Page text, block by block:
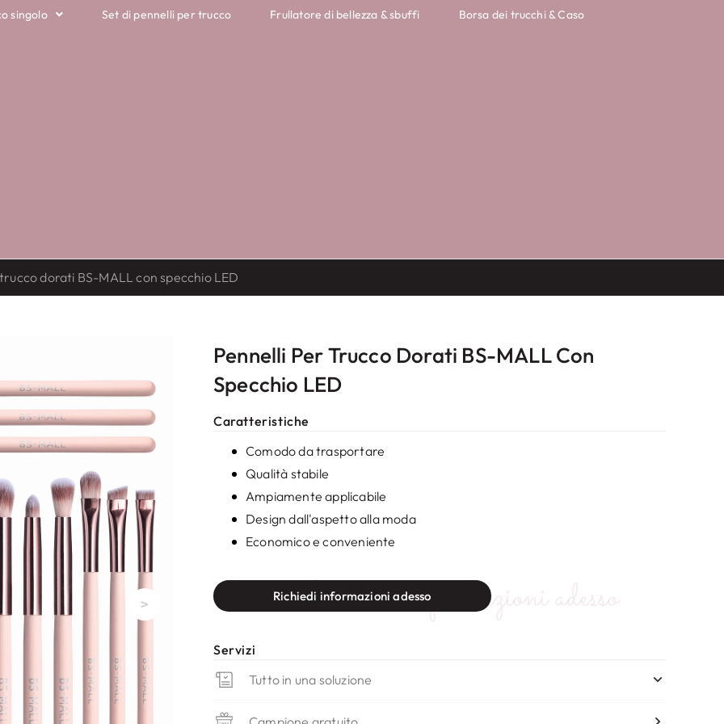
singolo Set di pennelli per trucco Frullatore di bellezza & sbuffi Borsa dei trucchi & Caso
dorati BS-MALL con specchio LED
>
Pennelli Per Trucco Dorati BS-MALL Con
Specchio LED
Caratteristiche
Comodo da trasportare
Qualità stabile
Ampiamente applicabile
Design dall'aspetto alla moda
Economico e conveniente
Richiedi informazioni adesso
Richiedi informazioni adesso
Servizi
Tutto in una soluzione